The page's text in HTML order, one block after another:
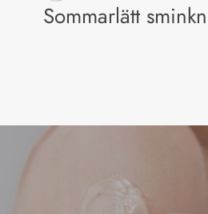
Sommarlätt